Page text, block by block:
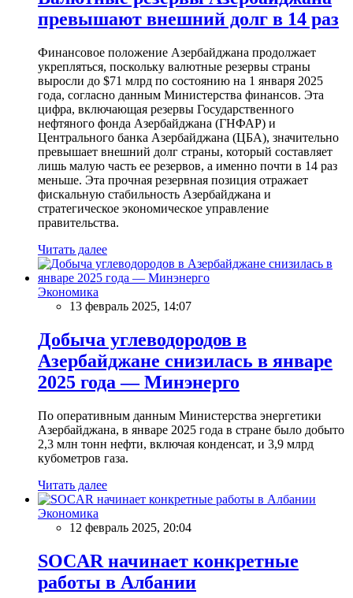
превышают внешний долг в 14 раз
Финансовое положение Азербайджана продолжает
укрепляться, поскольку валютные резервы страны
выросли до $71 млрд по состоянию на 1 января 2025
года, согласно данным Министерства финансов. Эта
цифра, включающая резервы Государственного
нефтяного фонда Азербайджана (ГНФАР) и
Центрального банка Азербайджана (ЦБА), значительно
превышает внешний долг страны, который составляет
лишь малую часть ее резервов, а именно почти в 14 раз
меньше. Эта прочная резервная позиция отражает
фискальную стабильность Азербайджана и
стратегическое экономическое управление
правительства.
Читать далее
Экономика
13 февраль 2025, 14:07
Добыча углеводородов в
Азербайджане снизилась в январе
2025 года — Минэнерго
По оперативным данным Министерства энергетики
Азербайджана, в январе 2025 года в стране было добыто
2,3 млн тонн нефти, включая конденсат, и 3,9 млрд
кубометров газа.
Читать далее
Экономика
12 февраль 2025, 20:04
SOCAR начинает конкретные
работы в Албании